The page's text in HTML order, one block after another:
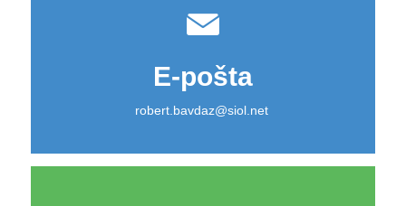
E-pošta
robert.bavdaz@siol.net